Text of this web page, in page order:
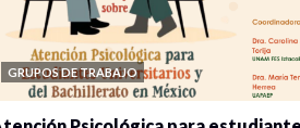
GRUPOS DE TRABAJO